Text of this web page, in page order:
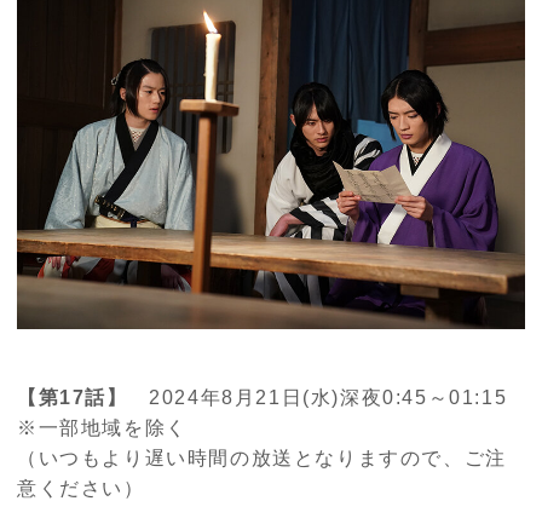
【第17話】
2024年8月21日(水)深夜0:45～01:15
※一部地域を除く
（いつもより遅い時間の放送となりますので、ご注
意ください）